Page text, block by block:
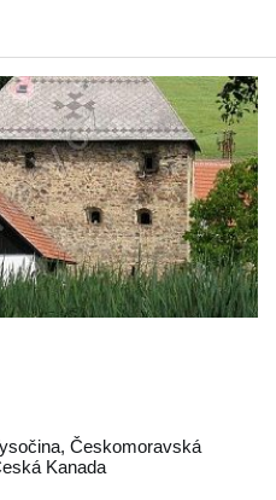
, Českomoravská
Kanada